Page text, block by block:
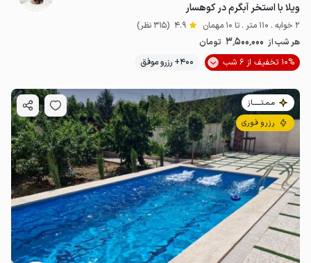
ویلا با استخر آبگرم در کوهسار
2 خوابه . 110 متر . تا 10 مهمان 4.9 (315 نظر)
هر شب از 3٬500٬000 تومان
10% تخفیف از 6 شب
400+ رزرو موفق
مـمـتــــــاز
رزرو فوری